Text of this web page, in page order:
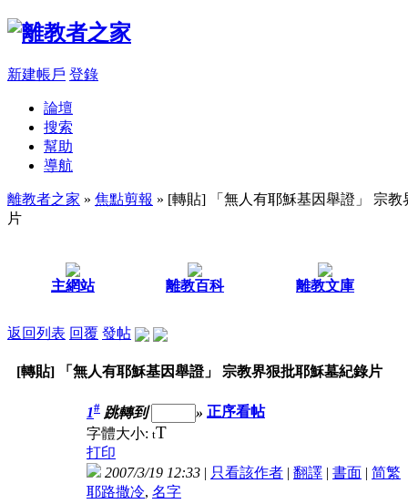
新建帳戶 登錄
論壇
搜索
幫助
導航
離教者之家 » 焦點剪報 » [轉貼] 「無人有耶穌基因舉證」 宗
片
主網站 離教百科 離教文庫
返回列表 回覆 發帖
[轉貼] 「無人有耶穌基因舉證」 宗教界狠批耶穌墓紀錄片
1# 跳轉到 » 正序看帖
字體大小: tT
打印
2007/3/19 12:33 | 只看該作者 | 翻譯 | 書面 | 简繁
耶路撒冷, 名字